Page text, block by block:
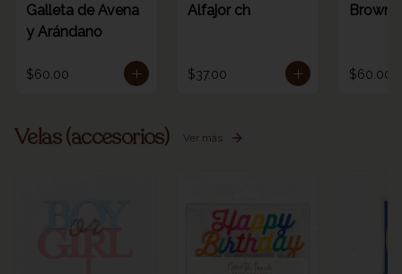
Galleta de Avena
y Arándano
$60.00
Alfajor ch
$37.00
Brownie
$60.00
Velas (accesorios) Ver más